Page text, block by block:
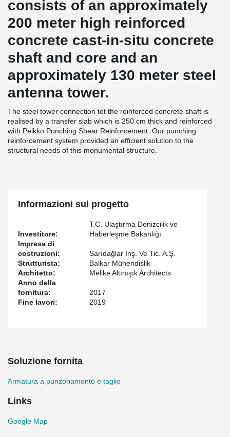
consists of an approximately
200 meter high reinforced
concrete cast-in-situ concrete
shaft and core and an
approximately 130 meter steel
antenna tower.
The steel tower connection tot the reinforced concrete shaft is
realised by a transfer slab which is 250 cm thick and reinforced
with Peikko Punching Shear Reinforcement. Our punching
reinforcement system provided an efficient solution to the
structural needs of this monumental structure.
Informazioni sul progetto
Investitore:
T.C. Ulaştırma Denizcilik ve
Haberleşme Bakanlığı
Impresa di
costruzioni:
Sarıdağlar İnş. Ve Tic. A.Ş.
Strutturista:
Balkar Mühendislik
Architetto:
Melike Altınışık Architects
Anno della
fornitura:
2017
Fine lavori:
2019
Soluzione fornita
Armatura a punzonamento e taglio
Links
Google Map